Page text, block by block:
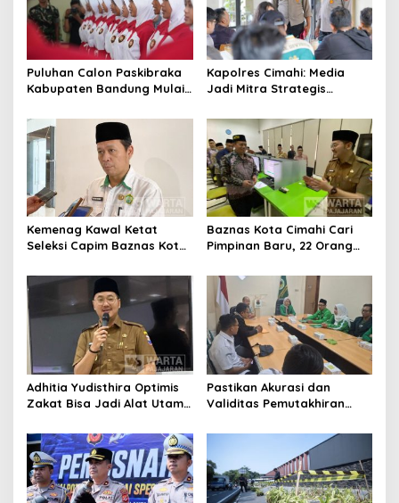
Puluhan Calon Paskibraka
Kabupaten Bandung Mulai
Kapolres Cimahi: Media
Jadi Mitra Strategis
Publik
Kemenag Kawal Ketat
Seleksi Capim Baznas Kota
Komisioner Baznas
Berintegritas
Baznas Kota Cimahi Cari
Pimpinan Baru, 22 Orang
Adhitia Yudisthira Optimis
Zakat Bisa Jadi Alat Utama
Kota Cimahi
Pastikan Akurasi dan
Validitas Pemutakhiran
Cimahi Lakukan